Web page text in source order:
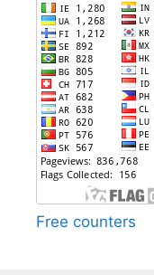
Free counters